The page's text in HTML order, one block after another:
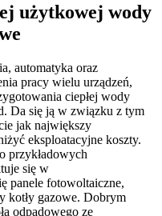
użytkowej wody
automatyka oraz
pracy wielu urządzeń,
ciepłej wody
Da się ją w związku z tym
jak największy
eksploatacyjne koszty.
przykładowych
się w
panele fotowoltaiczne,
kotły gazowe. Dobrym
odpadowego ze